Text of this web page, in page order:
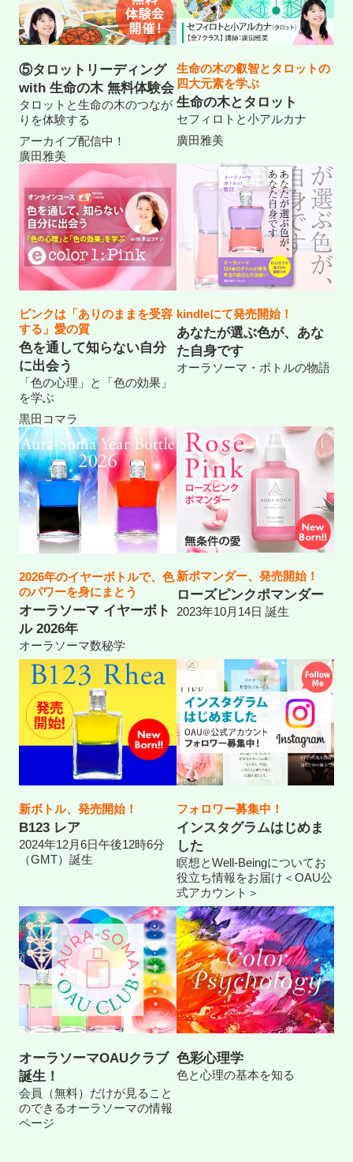
⑤タロットリーディング
with 生命の木 無料体験会
タロットと生命の木のつなが
りを体験する
アーカイブ配信中！
廣田雅美
生命の木の叡智とタロットの
四大元素を学ぶ
生命の木とタロット
セフィロトと小アルカナ
廣田雅美
ピンクは「ありのままを受容
する」愛の質
色を通して知らない自分
に出会う
「色の心理」と「色の効果」
を学ぶ
黒田コマラ
kindleにて発売開始！
あなたが選ぶ色が、あな
た自身です
オーラソーマ・ボトルの物語
2026年のイヤーボトルで、色
のパワーを身にまとう
オーラソーマ イヤーボト
ル 2026年
オーラソーマ数秘学
新ポマンダー、発売開始！
ローズピンクポマンダー
2023年10月14日 誕生
新ボトル、発売開始！
B123 レア
2024年12月6日午後12時6分
（GMT）誕生
フォロワー募集中！
インスタグラムはじめま
した
瞑想とWell-Beingについてお
役立ち情報をお届け＜OAU公
式アカウント＞
オーラソーマOAUクラブ
誕生！
会員（無料）だけが見ること
のできるオーラソーマの情報
ページ
色彩心理学
色と心理の基本を知る